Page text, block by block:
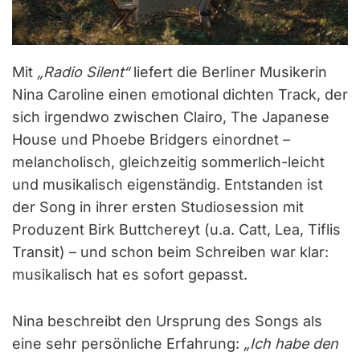
Mit „Radio Silent“liefert die Berliner Musikerin
Nina Caroline einen emotional dichten Track, der
sich irgendwo zwischen Clairo, The Japanese
House und Phoebe Bridgers einordnet –
melancholisch, gleichzeitig sommerlich-leicht
und musikalisch eigenständig. Entstanden ist
der Song in ihrer ersten Studiosession mit
Produzent Birk Buttchereyt (u.a. Catt, Lea, Tiflis
Transit) – und schon beim Schreiben war klar:
musikalisch hat es sofort gepasst.
Nina beschreibt den Ursprung des Songs als
eine sehr persönliche Erfahrung: „Ich habe den